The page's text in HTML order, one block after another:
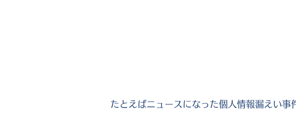
たとえばニュースになった個人情報漏えい